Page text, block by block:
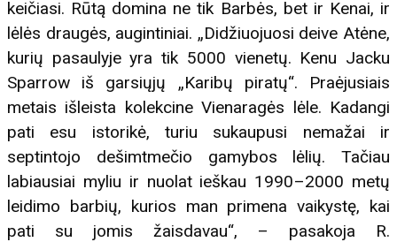
keičiasi. Rūtą domina ne tik Barbės, bet ir Kenai, ir
lėlės draugės, augintiniai. „Didžiuojuosi deive Atėne,
kurių pasaulyje yra tik 5000 vienetų. Kenu Jacku
Sparrow iš garsiųjų „Karibų piratų“. Praėjusiais
metais išleista kolekcine Vienaragės lėle. Kadangi
pati esu istorikė, turiu sukaupusi nemažai ir
septintojo dešimtmečio gamybos lėlių. Tačiau
labiausiai myliu ir nuolat ieškau 1990–2000 metų
leidimo barbių, kurios man primena vaikystę, kai
pati su jomis žaisdavau“, – pasakoja R.